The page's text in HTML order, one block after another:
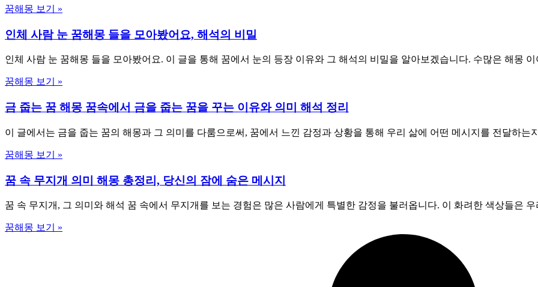
꿈해몽 보기 »
인체 사람 눈 꿈해몽 들을 모아봤어요, 해석의 비밀
인체 사람 눈 꿈해몽 들을 모아봤어요. 이 글을 통해 꿈에서 눈의 등장 이유와 그 해석의 비밀을 알아보겠습니다. 수많은 해몽
꿈해몽 보기 »
금 줍는 꿈 해몽 꿈속에서 금을 줍는 꿈을 꾸는 이유와 의미 해석 정리
이 글에서는 금을 줍는 꿈의 해몽과 그 의미를 다룸으로써, 꿈에서 느낀 감정과 상황을 통해 우리 삶에 어떤 메시지를 전달하는
꿈해몽 보기 »
꿈 속 무지개 의미 해몽 총정리, 당신의 잠에 숨은 메시지
꿈 속 무지개, 그 의미와 해석 꿈 속에서 무지개를 보는 경험은 많은 사람에게 특별한 감정을 불러옵니다. 이 화려한 색상들은 우
꿈해몽 보기 »